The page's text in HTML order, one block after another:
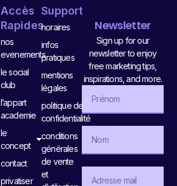
Accès
Rapides
nos
evenements
le social
club
l’appart
academie
le
concept
contact
privatiser
Support
horaires
infos
pratiques
mentions
légales
politique de
confidentialité
conditions
générales
de vente
et
Newsletter
Sign up for our
newsletter to enjoy
free marketing tips,
inspirations, and more.